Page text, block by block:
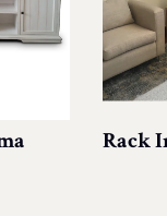
Rack